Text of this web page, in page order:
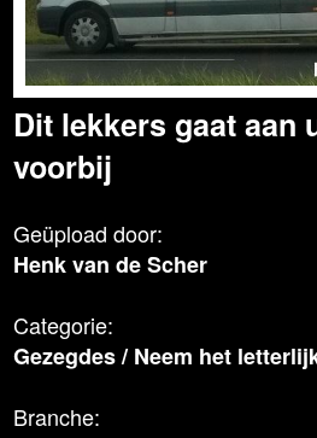
Dit lekkers gaat aan
voorbij
Geüpload door:
Henk van de Scher
Categorie:
Gezegdes/Neem het
Branche: